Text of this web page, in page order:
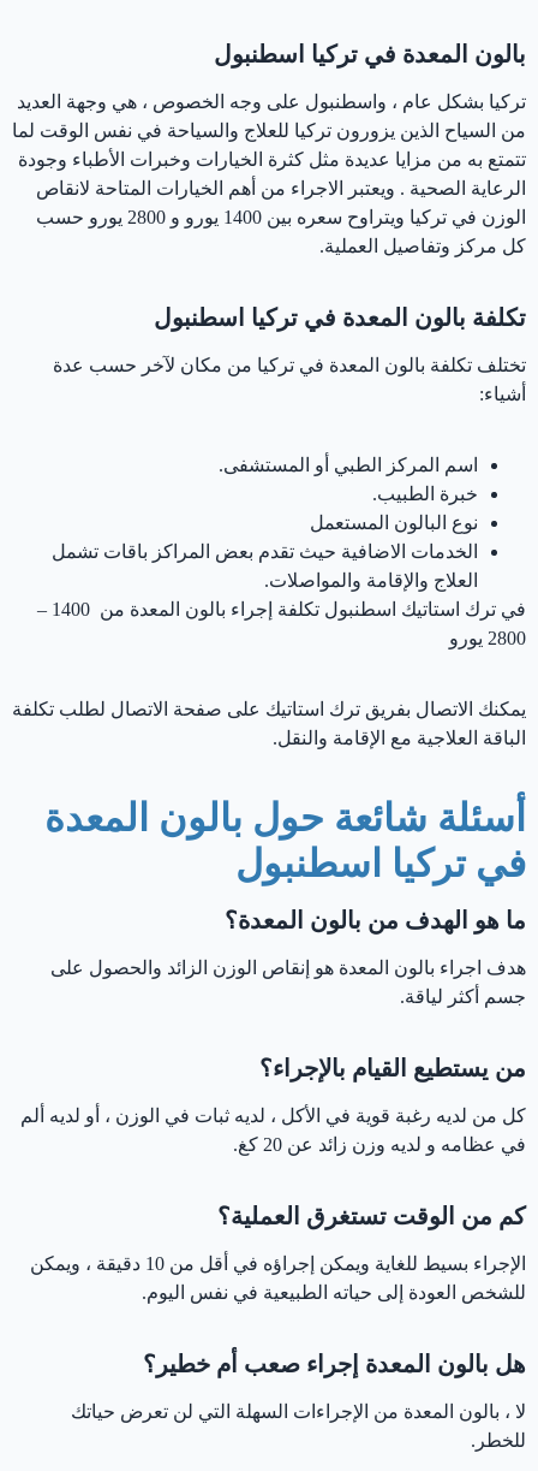
بالون المعدة في تركيا اسطنبول
تركيا بشكل عام ، واسطنبول على وجه الخصوص ، هي وجهة العديد
من السياح الذين يزورون تركيا للعلاج والسياحة في نفس الوقت لما
تتمتع به من مزايا عديدة مثل كثرة الخيارات وخبرات الأطباء وجودة
الرعاية الصحية . ويعتبر الاجراء من أهم الخيارات المتاحة لانقاص
الوزن في تركيا ويتراوح سعره بين 1400 يورو و 2800 يورو حسب
كل مركز وتفاصيل العملية.
تكلفة بالون المعدة في تركيا اسطنبول
تختلف تكلفة بالون المعدة في تركيا من مكان لآخر حسب عدة
أشياء:
اسم المركز الطبي أو المستشفى.
خبرة الطبيب.
نوع البالون المستعمل
الخدمات الاضافية حيث تقدم بعض المراكز باقات تشمل
العلاج والإقامة والمواصلات.
في ترك استاتيك اسطنبول تكلفة إجراء بالون المعدة من 1400 –
2800 يورو
يمكنك الاتصال بفريق ترك استاتيك على صفحة الاتصال لطلب تكلفة
الباقة العلاجية مع الإقامة والنقل.
أسئلة شائعة حول بالون المعدة
في تركيا اسطنبول
ما هو الهدف من بالون المعدة؟
هدف اجراء بالون المعدة هو إنقاص الوزن الزائد والحصول على
جسم أكثر لياقة.
من يستطيع القيام بالإجراء؟
كل من لديه رغبة قوية في الأكل ، لديه ثبات في الوزن ، أو لديه ألم
في عظامه و لديه وزن زائد عن 20 كغ.
كم من الوقت تستغرق العملية؟
الإجراء بسيط للغاية ويمكن إجراؤه في أقل من 10 دقيقة ، ويمكن
للشخص العودة إلى حياته الطبيعية في نفس اليوم.
هل بالون المعدة إجراء صعب أم خطير؟
لا ، بالون المعدة من الإجراءات السهلة التي لن تعرض حياتك
للخطر.